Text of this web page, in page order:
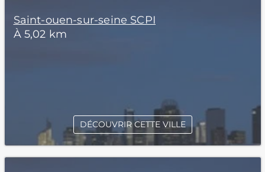
Saint-ouen-sur-seine SCPI
À 5,02 km
DÉCOUVRIR CETTE VILLE